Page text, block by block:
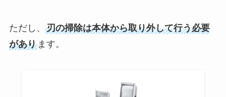
ただし、 刃の掃除は本体から取り外して行う必要
があります。